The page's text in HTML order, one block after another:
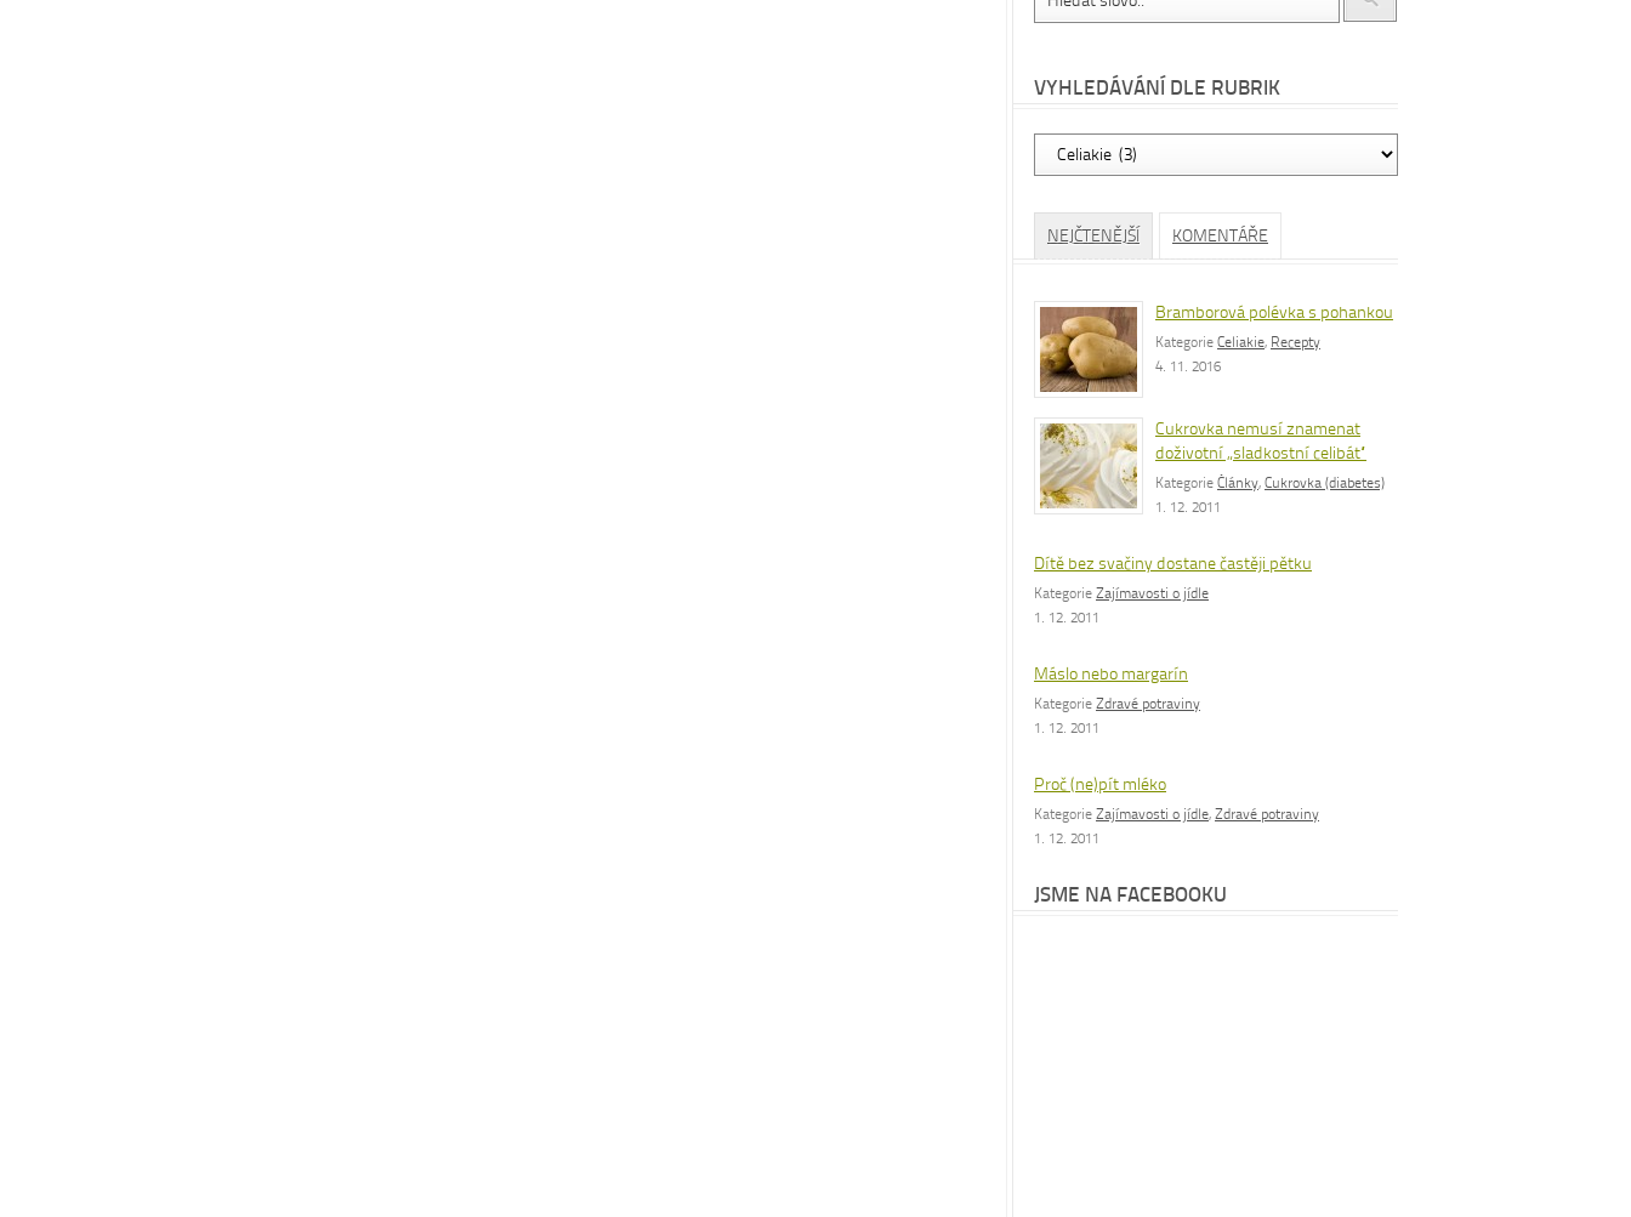
VYHLEDÁVÁNÍ DLE RUBRIK
Vyhledávání
NEJČTENĚJŠÍ KOMENTÁŘE
Bramborová polévka s pohankou
Kategorie Celiakie, Recepty
4. 11. 2016
Cukrovka nemusí znamenat
doživotní „sladkostní celibát“
Kategorie Články, Cukrovka (diabetes)
1. 12. 2011
Dítě bez svačiny dostane častěji pětku
Kategorie Zajímavosti o jídle
1. 12. 2011
Máslo nebo margarín
Kategorie Zdravé potraviny
1. 12. 2011
Proč (ne)pít mléko
Kategorie Zajímavosti o jídle, Zdravé potraviny
1. 12. 2011
JSME NA FACEBOOKU